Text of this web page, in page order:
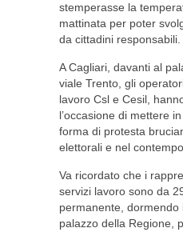
stemperasse la
mattinata per poter
da cittadini responsabili.
A Cagliari, davanti al
viale Trento, gli
lavoro Csl e Cesil,
l’occasione di mettere
forma di protesta
elettorali e nel
Va ricordato che i
servizi lavoro sono da
permanente,
palazzo della Regione,